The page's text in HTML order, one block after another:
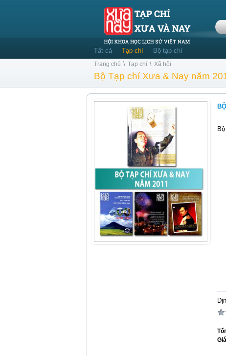
Tất cả Tạp chí Bộ tạp chí
Trang chủ \ Tạp chí \ Xã hội
Bộ Tạp chí Xưa & Nay năm